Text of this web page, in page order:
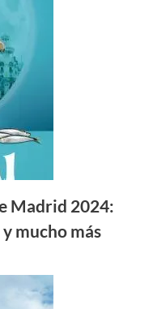
Madrid 2024:
mucho más